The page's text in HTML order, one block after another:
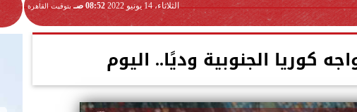
الثلاثاء، 14 يونيو 2022 08:52 صـ بتوقيت القاهرة
كوريا الجنوبية وديًا.. اليوم